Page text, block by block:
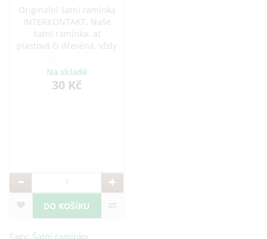
Originální šatní ramínka
INTERKONTAKT. Naše
šatní ramínka, ať
plastová či dřevěná, vždy
oblečení s tou největší
opatrností. Hýčkejte své
oděvy s designovými
Na skladě
30 Kč
DO KOŠÍKU
Tagy: Šatní ramínko